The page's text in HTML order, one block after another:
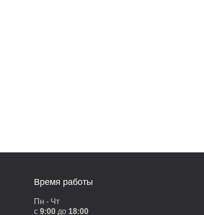
Время работы
Пн - Чт
с 9:00 до 18:00